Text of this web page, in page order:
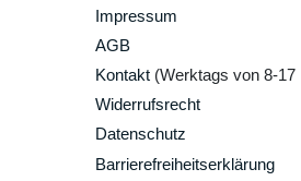
Impressum
AGB
Kontakt (Werktags von 8-17
Widerrufsrecht
Datenschutz
Barrierefreiheitserklärung